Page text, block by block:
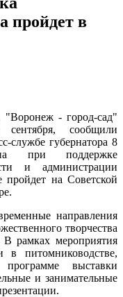
пройдет в
"Воронеж - город-сад"
сообщили
службе губернатора 8
при поддержке
и администрации
на Советской
направления
творчества
рамках мероприятия
питомниководстве,
выставки
и занимательные